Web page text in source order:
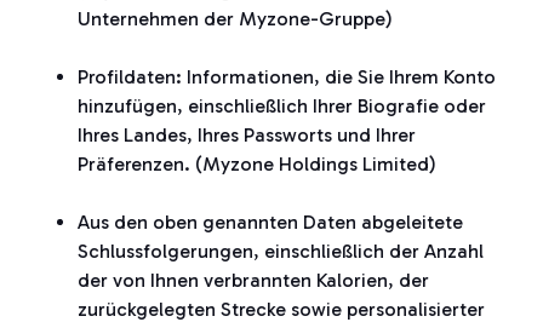
Unternehmen der Myzone-Gruppe)
Profildaten: Informationen, die Sie Ihrem Konto
hinzufügen, einschließlich Ihrer Biografie oder
Ihres Landes, Ihres Passworts und Ihrer
Präferenzen. (Myzone Holdings Limited)
Aus den oben genannten Daten abgeleitete
Schlussfolgerungen, einschließlich der Anzahl
der von Ihnen verbrannten Kalorien, der
zurückgelegten Strecke sowie personalisierter